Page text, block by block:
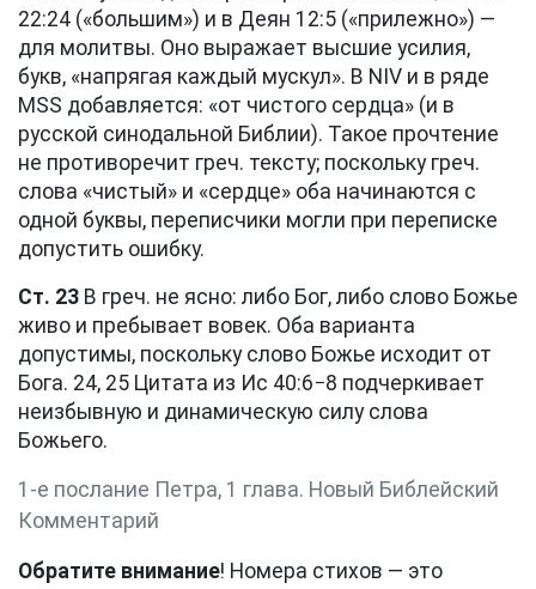
22:24 («большим») и в Деян 12:5 («прилежно») —
для молитвы. Оно выражает высшие усилия,
букв, «напрягая каждый мускул». В NIV и в ряде
MSS добавляется: «от чистого сердца» (и в
русской синодальной Библии). Такое прочтение
не противоречит греч. тексту; поскольку греч.
слова «чистый» и «сердце» оба начинаются с
одной буквы, переписчики могли при переписке
допустить ошибку.
Ст. 23 В греч. не ясно: либо Бог, либо слово Божье
живо и пребывает вовек. Оба варианта
допустимы, поскольку слово Божье исходит от
Бога. 24, 25 Цитата из Ис 40:6−8 подчеркивает
неизбывную и динамическую силу слова
Божьего.
1-е послание Петра, 1 глава. Новый Библейский
Комментарий
Обратите внимание! Номера стихов — это